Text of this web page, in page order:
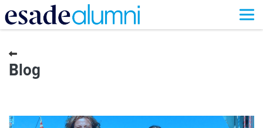
contenido
principal
Blog